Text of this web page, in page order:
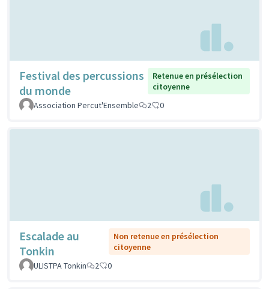
Festival des percussions
du monde
Retenue en présélection
citoyenne
Association Percut'Ensemble
2 0
Escalade au
Tonkin
Non retenue en présélection
citoyenne
ULISTPA Tonkin
2 0